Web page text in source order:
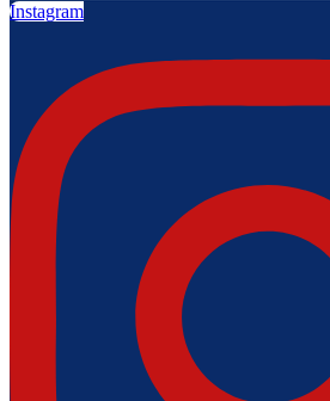
Instagram